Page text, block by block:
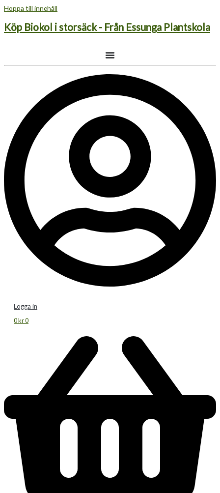
Hoppa till innehåll
Köp Biokol i storsäck - Från Essunga Plantskola
Logga in
0kr0